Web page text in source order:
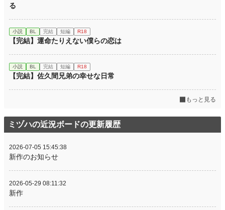
る
小説 BL 完結 短編 R18
【完結】運命たりえない僕らの恋は
小説 BL 完結 短編 R18
【完結】佐久間兄弟の幸せな日常
もっと見る
ミヅハの近況ボードの更新履歴
2026-07-05 15:45:38
新作のお知らせ
2026-05-29 08:11:32
新作